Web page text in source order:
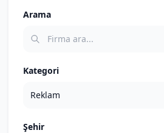
Arama
Kategori
Şehir